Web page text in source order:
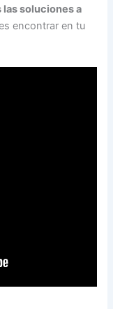
las soluciones a
encontrar en tu